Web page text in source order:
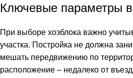
Ключевые параметры
При выборе хозблока важно
участка. Постройка не должна
мешать передвижению по
расположение – недалеко от